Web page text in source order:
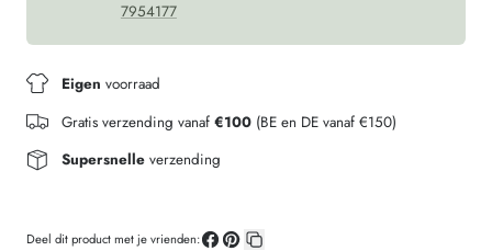
7954177
Eigen voorraad
Gratis verzending vanaf €100 (BE en DE vanaf €150)
Supersnelleverzending
Deel dit product met je vrienden: